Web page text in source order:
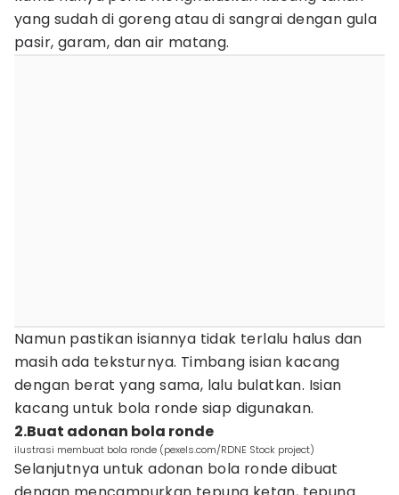
yang sudah di goreng atau di sangrai dengan gula
pasir, garam, dan air matang.
Namun pastikan isiannya tidak terlalu halus dan
masih ada teksturnya. Timbang isian kacang
dengan berat yang sama, lalu bulatkan. Isian
kacang untuk bola ronde siap digunakan.
2.Buat adonan bola ronde
ilustrasi membuat bola ronde (pexels.com/RDNE Stock project)
Selanjutnya untuk adonan bola ronde dibuat